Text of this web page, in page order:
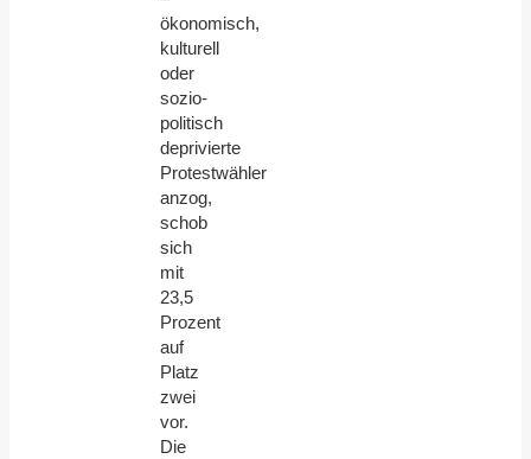
ökonomisch,
kulturell
oder
sozio-
politisch
deprivierte
Protestwähler
anzog,
schob
sich
mit
23,5
Prozent
auf
Platz
zwei
vor.
Die